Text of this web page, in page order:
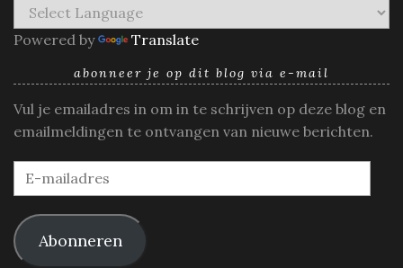
Powered by Translate
abonneer je op dit blog via e-mail
Vul je emailadres in om in te schrijven op deze blog en
emailmeldingen te ontvangen van nieuwe berichten.
E-
mailadres
Abonneren